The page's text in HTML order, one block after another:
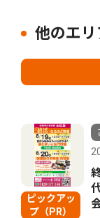
他のエリ
ピックアッ
プ（PR）